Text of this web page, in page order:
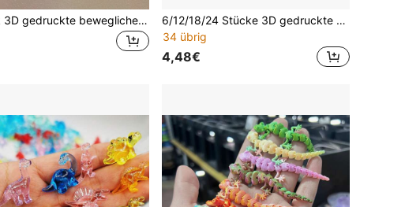
1 Stück 3D gedruckte bewegliche Schlangenfigur, mit flexiblen Gelenken, aus Kunststoffmaterial, Kunsthandwerk, geeignet für Auto, Zuhause, Büro und Partydekoration, Geschenk zu Feiertagen, kreative Präsentation für Aquarium- und Reptilienliebhaber, einzigartiges Partyfavour
6/12/18/24 Stücke 3D gedruckte Kinder Stressabbau Spielzeug, Mini Wildtier Figuren Heim Schreibtisch Dekoration, süße Cupcake Dekorationen, Büro, geeignet als Weihnachtsstrumpf Füller, Ostern, Geburtstag, Halloween Geschenke
34 übrig
4,48€